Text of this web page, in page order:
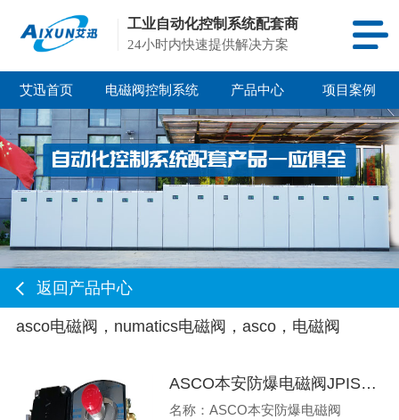
工业自动化控制系统配套商
24小时内快速提供解决方案
艾迅首页 电磁阀控制系统 产品中心 项目案例
返回产品中心
asco电磁阀，numatics电磁阀，asco，电磁阀
ASCO本安防爆电磁阀JPIS8316B374
名称：ASCO本安防爆电磁阀